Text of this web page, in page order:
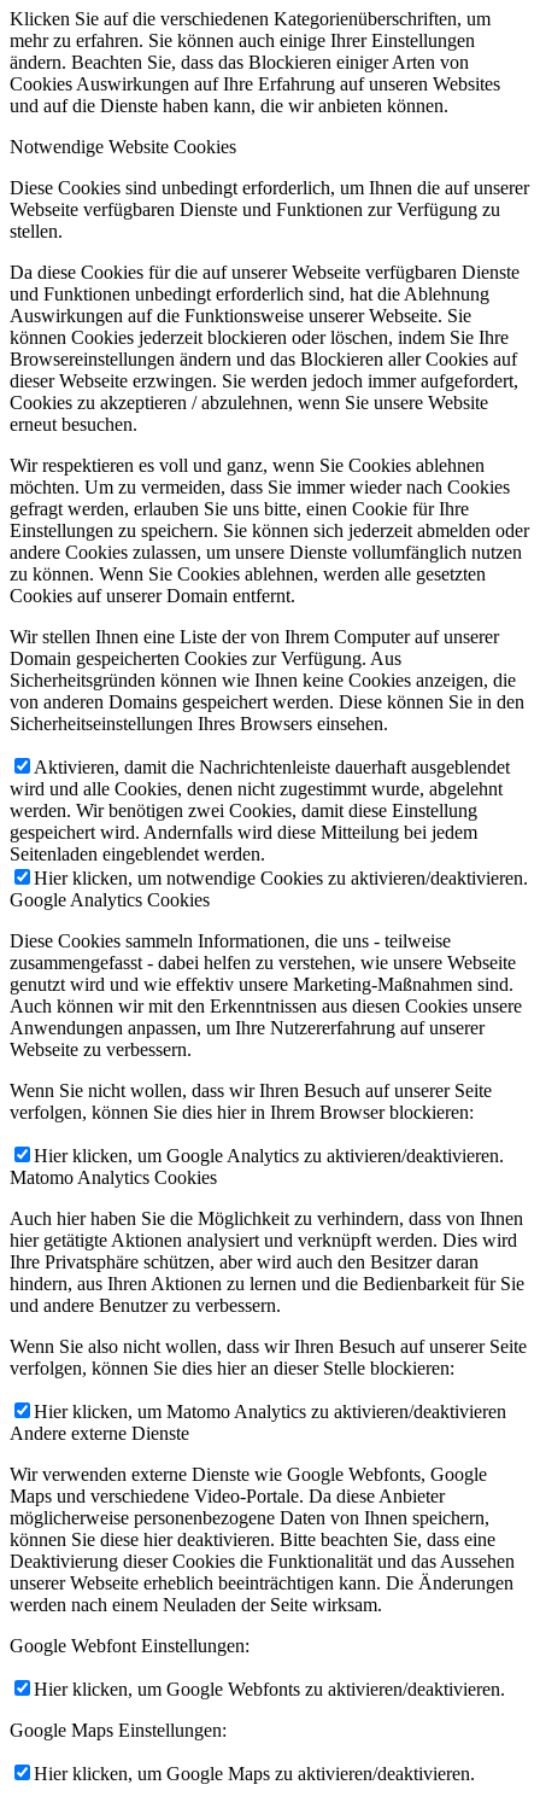
Devils Witches
Django Django
The Black Keys
The Minks
Paul Molloy The Humms
Grits & Greens
Evolfo
Salisman Communal Orchestration
Magic Shoppe
Aitis Band
Girl And Girl
Black Lizard
Golden Hours
Helicon
Press A
Gunman And The Holy Ghost
MaveriX
The Third Sound
Fat White Family
The Lovetones
No Age
Baby Jesus
The Green Flamingos
The Gluts
Black Kalmar Skull
Anyway Gang
Said Sara Green Seagull
University
Lucid Sins
Street Fruit The Darts
Jonathan Hultén
Amy May Ellis
Alex Maas
The Shifting Sands
Marcus O'Neill
Fogbound Sleep Eaters
Sharp Pins
Goat
The Rebels Of Tijuana
Widowspeak
Richard Olson & The Familiars
Las Robertas
Oog Bogo
Aunt Cynthia´s Cabin
Venus Furs
Detroit Rebellion
All Them Witches
SunDog JuJu
BCMC
Mock Tudors
Immaterial Possession
Wired Ways
Arsun
Blind Adam And The Federal League
Los Palms
Angus And Julia Stone
Head Cut
Plastic Man
Caroline Rose
Flash Floods
Yea-Ming And The Rumours
Ohio Knife
Verstärker
Forest Ray
Cut Worms The Ar-Kaics
Andrew Cushin
TIDE-EYE
Glass Eye
Marks Paranormal Disneyland
Stony Sugarskull
Ian Skelly
Accidental Bird The Dead Ends
Jim White
Reality Anonymous
The Vacant Lots Hakan
The WRS
The Coalminers Grandson
The Spectre Collective
TTRRUUCES
Tijuana Hercules
Celestial Bums
Stress Dolls
Sun Atoms
Steakhouse DeWolff
Muddy Ruckus
The Hooten Hallers
Tigercub
The Pinheads
Wildwood Morning
Small Field
Dedfones
Solo Coyotes
Floorbrothers
Heavy Whipped Cream
Morningsiders
Electric Orange
Bad Ritual
Sewage Farm
The Third Mind
Seablite
Lifeguard Deadborns Liminal
Glorybots
Blackup
The Heavy Heavy
Index For Working Musik
Panic Shack
La Cerca
Ghosts Of Jupiter
Declan Welsh And The Decadent West
The Jackson Pollock
Great Lakes
Sammy Brue
Pearl Charles
Tucker Riggleman & The Cheap Dates
Frankie And The Witch Fingers
Organ Morgan
Klicken Sie auf die verschiedenen Kategorienüberschriften, um
mehr zu erfahren. Sie können auch einige Ihrer Einstellungen
ändern. Beachten Sie, dass das Blockieren einiger Arten von
Cookies Auswirkungen auf Ihre Erfahrung auf unseren Websites
und auf die Dienste haben kann, die wir anbieten können.
Notwendige Website Cookies
Diese Cookies sind unbedingt erforderlich, um Ihnen die auf unserer
Webseite verfügbaren Dienste und Funktionen zur Verfügung zu
stellen.
Da diese Cookies für die auf unserer Webseite verfügbaren Dienste
und Funktionen unbedingt erforderlich sind, hat die Ablehnung
Auswirkungen auf die Funktionsweise unserer Webseite. Sie
können Cookies jederzeit blockieren oder löschen, indem Sie Ihre
Browsereinstellungen ändern und das Blockieren aller Cookies auf
dieser Webseite erzwingen. Sie werden jedoch immer aufgefordert,
Cookies zu akzeptieren / abzulehnen, wenn Sie unsere Website
erneut besuchen.
Wir respektieren es voll und ganz, wenn Sie Cookies ablehnen
möchten. Um zu vermeiden, dass Sie immer wieder nach Cookies
gefragt werden, erlauben Sie uns bitte, einen Cookie für Ihre
Einstellungen zu speichern. Sie können sich jederzeit abmelden oder
andere Cookies zulassen, um unsere Dienste vollumfänglich nutzen
zu können. Wenn Sie Cookies ablehnen, werden alle gesetzten
Cookies auf unserer Domain entfernt.
Wir stellen Ihnen eine Liste der von Ihrem Computer auf unserer
Domain gespeicherten Cookies zur Verfügung. Aus
Sicherheitsgründen können wie Ihnen keine Cookies anzeigen, die
von anderen Domains gespeichert werden. Diese können Sie in den
Sicherheitseinstellungen Ihres Browsers einsehen.
Aktivieren, damit die Nachrichtenleiste dauerhaft ausgeblendet
wird und alle Cookies, denen nicht zugestimmt wurde, abgelehnt
werden. Wir benötigen zwei Cookies, damit diese Einstellung
gespeichert wird. Andernfalls wird diese Mitteilung bei jedem
Seitenladen eingeblendet werden.
Hier klicken, um notwendige Cookies zu aktivieren/deaktivieren.
Google Analytics Cookies
Diese Cookies sammeln Informationen, die uns - teilweise
zusammengefasst - dabei helfen zu verstehen, wie unsere Webseite
genutzt wird und wie effektiv unsere Marketing-Maßnahmen sind.
Auch können wir mit den Erkenntnissen aus diesen Cookies unsere
Anwendungen anpassen, um Ihre Nutzererfahrung auf unserer
Webseite zu verbessern.
Wenn Sie nicht wollen, dass wir Ihren Besuch auf unserer Seite
verfolgen, können Sie dies hier in Ihrem Browser blockieren:
Hier klicken, um Google Analytics zu aktivieren/deaktivieren.
Matomo Analytics Cookies
Auch hier haben Sie die Möglichkeit zu verhindern, dass von Ihnen
hier getätigte Aktionen analysiert und verknüpft werden. Dies wird
Ihre Privatsphäre schützen, aber wird auch den Besitzer daran
hindern, aus Ihren Aktionen zu lernen und die Bedienbarkeit für Sie
und andere Benutzer zu verbessern.
Wenn Sie also nicht wollen, dass wir Ihren Besuch auf unserer Seite
verfolgen, können Sie dies hier an dieser Stelle blockieren:
Hier klicken, um Matomo Analytics zu aktivieren/deaktivieren
Andere externe Dienste
Wir verwenden externe Dienste wie Google Webfonts, Google
Maps und verschiedene Video-Portale. Da diese Anbieter
möglicherweise personenbezogene Daten von Ihnen speichern,
können Sie diese hier deaktivieren. Bitte beachten Sie, dass eine
Deaktivierung dieser Cookies die Funktionalität und das Aussehen
unserer Webseite erheblich beeinträchtigen kann. Die Änderungen
werden nach einem Neuladen der Seite wirksam.
Google Webfont Einstellungen:
Hier klicken, um Google Webfonts zu aktivieren/deaktivieren.
Google Maps Einstellungen:
Hier klicken, um Google Maps zu aktivieren/deaktivieren.